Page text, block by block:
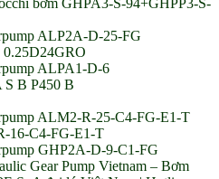
ALP2A-D-25-FG
ALPA1-D-6
B P450 B
ALM2-R-25-C4-FG-E1-T
16-C4-FG-E1-T
GHP2A-D-9-C1-FG
Gear Pump Vietnam – Bơm